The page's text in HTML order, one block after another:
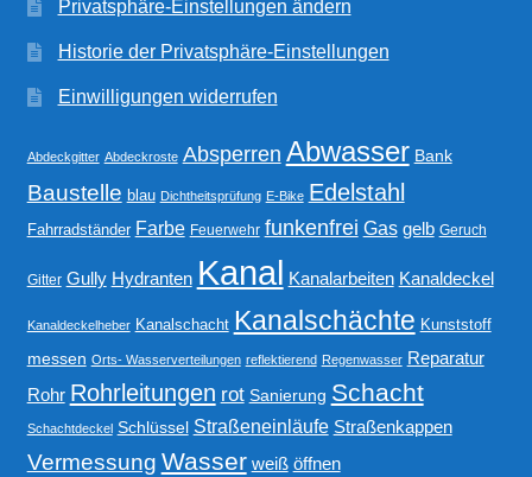
Privatsphäre-Einstellungen ändern
Historie der Privatsphäre-Einstellungen
Einwilligungen widerrufen
Abdeckgitter Abdeckroste Absperren Abwasser Bank
Baustelle blau Dichtheitsprüfung E-Bike Edelstahl
Fahrradständer Farbe Feuerwehr funkenfrei Gas gelb Geruch
Gitter Gully Hydranten Kanal Kanalarbeiten Kanaldeckel
Kanaldeckelheber Kanalschacht Kanalschächte Kunststoff
messen Orts- Wasserverteilungen reflektierend Regenwasser Reparatur
Rohr Rohrleitungen rot Sanierung Schacht
Schachtdeckel Schlüssel Straßeneinläufe Straßenkappen
Vermessung Wasser weiß öffnen